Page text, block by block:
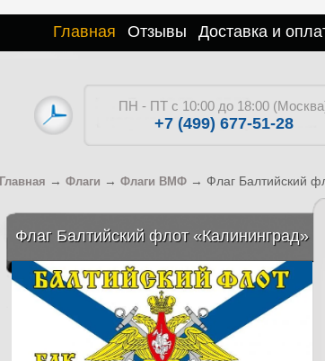
Главная Отзывы Доставка и
ПН - ПТ с 10:00 до 18:00
+7 (499) 677-51-28
Главная → Флаги → Флаги ВМФ → Флаг Балтийский
Флаг Балтийский флот «Калининград»